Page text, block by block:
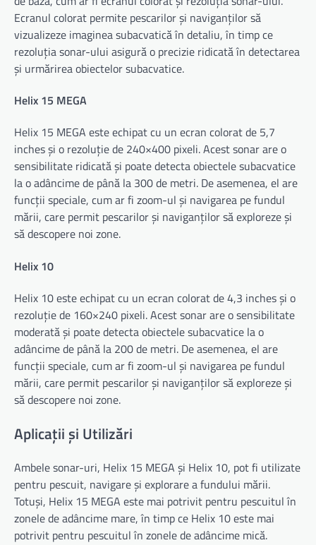
Ecranul colorat permite pescarilor și naviganților să
vizualizeze imaginea subacvatică în detaliu, în timp ce
rezoluția sonar-ului asigură o precizie ridicată în detectarea
și urmărirea obiectelor subacvatice.
Helix 15 MEGA
Helix 15 MEGA este echipat cu un ecran colorat de 5,7
inches și o rezoluție de 240×400 pixeli. Acest sonar are o
sensibilitate ridicată și poate detecta obiectele subacvatice
la o adâncime de până la 300 de metri. De asemenea, el are
funcții speciale, cum ar fi zoom-ul și navigarea pe fundul
mării, care permit pescarilor și naviganților să exploreze și
să descopere noi zone.
Helix 10
Helix 10 este echipat cu un ecran colorat de 4,3 inches și o
rezoluție de 160×240 pixeli. Acest sonar are o sensibilitate
moderată și poate detecta obiectele subacvatice la o
adâncime de până la 200 de metri. De asemenea, el are
funcții speciale, cum ar fi zoom-ul și navigarea pe fundul
mării, care permit pescarilor și naviganților să exploreze și
să descopere noi zone.
Aplicații și Utilizări
Ambele sonar-uri, Helix 15 MEGA și Helix 10, pot fi utilizate
pentru pescuit, navigare și explorare a fundului mării.
Totuși, Helix 15 MEGA este mai potrivit pentru pescuitul în
zonele de adâncime mare, în timp ce Helix 10 este mai
potrivit pentru pescuitul în zonele de adâncime mică.